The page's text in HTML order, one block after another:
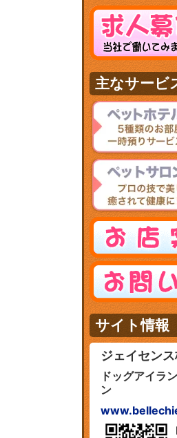
主なサービ
サイト情報
ジェイセン
ドッグアイラ
ン